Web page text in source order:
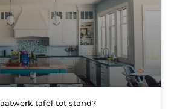
tafel tot stand?